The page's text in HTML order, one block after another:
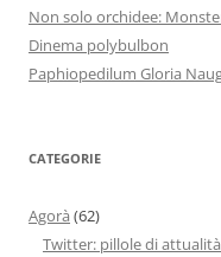
Non solo orchidee:
Dinema polybulbon
Paphiopedilum Gloria
CATEGORIE
Agorà (62)
Twitter: pillole di